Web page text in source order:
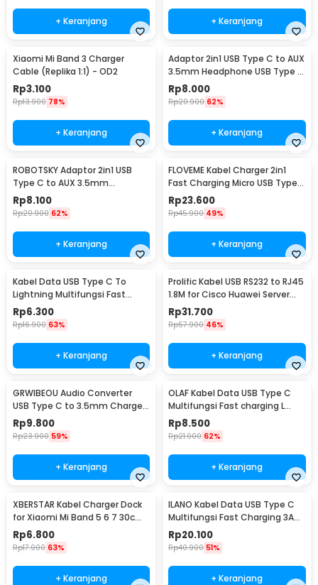
+ Keranjang + Keranjang
Xiaomi Mi Band 3 Charger
Cable (Replika 1:1) - OD2
Rp3.100
Rp13.900 78%
+ Keranjang
Adaptor 2in1 USB Type C to AUX
3.5mm Headphone USB Type C
- W1O33
Rp8.000
Rp20.900 62%
+ Keranjang
ROBOTSKY Adaptor 2in1 USB
Type C to AUX 3.5mm
Headphone and USB Type C -
S-K06
Rp8.100
Rp20.900 62%
+ Keranjang
FLOVEME Kabel Charger 2in1
Fast Charging Micro USB Type
C 14W 1.2M - B00626
Rp23.600
Rp45.900 49%
+ Keranjang
Kabel Data USB Type C To
Lightning Multifungsi Fast
Charging 5V 2A 1M - 1636
Rp6.300
Rp16.900 63%
+ Keranjang
Prolific Kabel USB RS232 to RJ45
1.8M for Cisco Huawei Server
Router - PL2303RA
Rp31.700
Rp57.900 46%
+ Keranjang
GRWIBEOU Audio Converter
USB Type C to 3.5mm Charger
Port - GR35C
Rp9.800
Rp23.900 59%
+ Keranjang
OLAF Kabel Data USB Type C
Multifungsi Fast charging L
Shape 5A 1M - OL01
Rp8.500
Rp21.900 62%
+ Keranjang
XBERSTAR Kabel Charger Dock
for Xiaomi Mi Band 5 6 7 30cm
- EDCS300
Rp6.800
Rp17.900 63%
+ Keranjang
ILANO Kabel Data USB Type C
Multifungsi Fast Charging 3A
60W 1.2M - ILC3
Rp20.100
Rp40.900 51%
+ Keranjang